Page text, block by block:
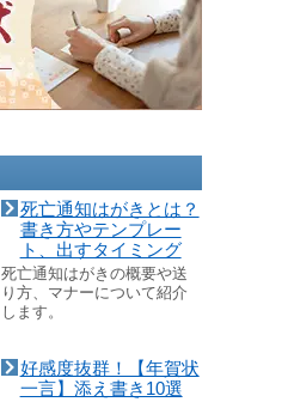
死亡通知はがきとは？
書き方やテンプレー
ト、出すタイミング
死亡通知はがきの概要や送
り方、マナーについて紹介
します。
好感度抜群！【年賀状
一言】添え書き10選